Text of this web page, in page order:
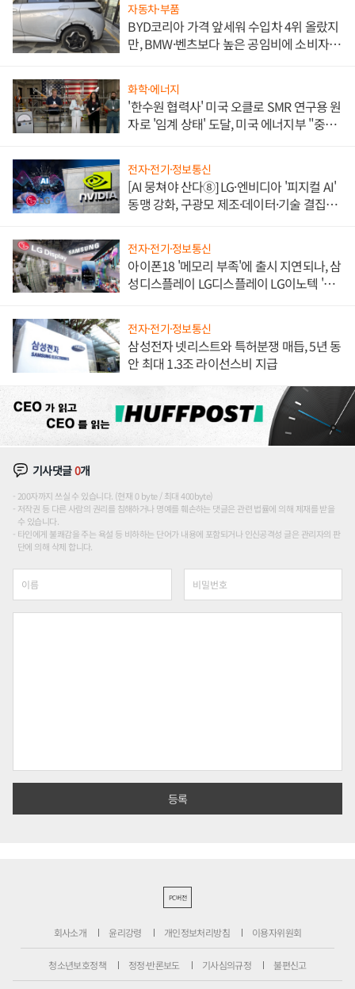
자동차·부품
BYD코리아 가격 앞세워 수입차 4위 올랐지
만, BMW·벤츠보다 높은 공임비에 소비자
화학·에너지
'한수원 협력사' 미국 오클로 SMR 연구용 원
자로 '임계 상태' 도달, 미국 에너지부 "중요
전자·전기·정보통신
[AI 뭉쳐야 산다⑧] LG·엔비디아 '피지컬 AI'
동맹 강화, 구광모 제조·데이터·기술 결집
전자·전기·정보통신
아이폰18 '메모리 부족'에 출시 지연되나, 삼
성디스플레이 LG디스플레이 LG이노텍 '탈
전자·전기·정보통신
삼성전자 넷리스트와 특허분쟁 매듭, 5년 동
안 최대 1.3조 라이선스비 지급
기사댓글0개
200자까지 쓰실 수 있습니다. (현재 0 byte / 최대 400byte)
저작권 등 다른 사람의 권리를 침해하거나 명예를 훼손하는 댓글은 관련 법률에 의해 제재를 받을
수 있습니다.
타인에게 불쾌감을 주는 욕설 등 비하하는 단어가 내용에 포함되거나 인신공격성 글은 관리자의 판
단에 의해 삭제 합니다.
PC버전
회사소개 윤리강령 개인정보처리방침 이용자위원회
청소년보호정책 정정·반론보도 기사심의규정 불편신고